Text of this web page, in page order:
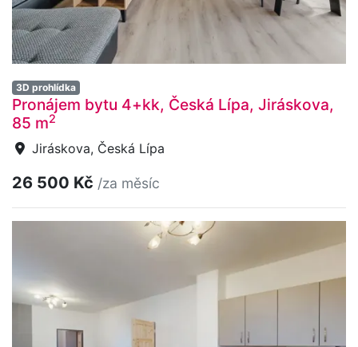
3D prohlídka
Pronájem bytu 4+kk, Česká Lípa, Jiráskova,
85 m2
Jiráskova, Česká Lípa
26 500 Kč /za měsíc